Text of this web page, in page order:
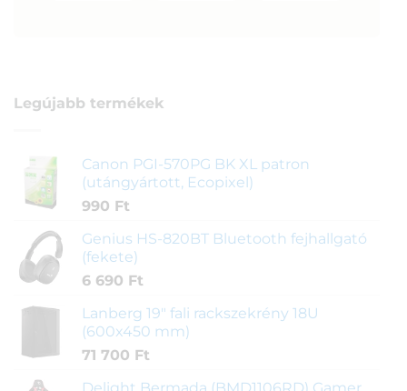
Legújabb termékek
Canon PGI-570PG BK XL patron
(utángyártott, Ecopixel)
990 Ft
Genius HS-820BT Bluetooth fejhallgató
(fekete)
6 690 Ft
Lanberg 19" fali rackszekrény 18U
(600x450 mm)
71 700 Ft